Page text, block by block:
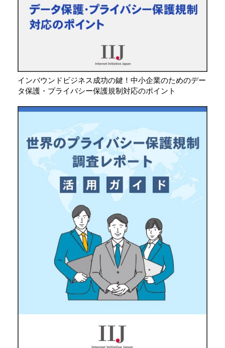
インバウンドビジネス成功の鍵！中小企業のためのデー
タ保護・プライバシー保護規制対応のポイント